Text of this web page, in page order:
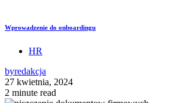
Wprowadzenie do onboardingu
HR
byredakcja
27 kwietnia, 2024
2 minute read